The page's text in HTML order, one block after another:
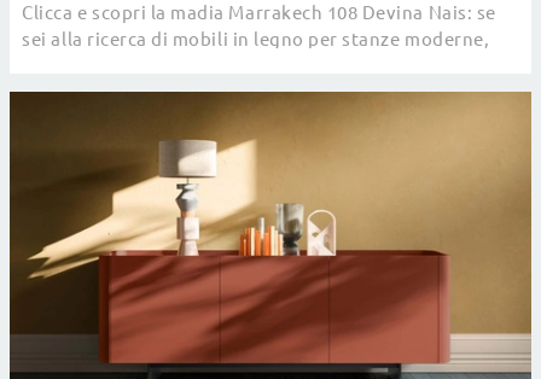
Clicca e scopri la madia Marrakech 108 Devina Nais: se
sei alla ricerca di mobili in legno per stanze moderne,